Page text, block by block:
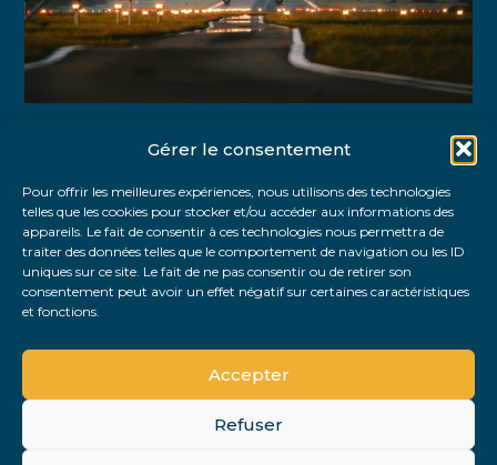
Gérer le consentement
Pour offrir les meilleures expériences, nous utilisons des technologies
telles que les cookies pour stocker et/ou accéder aux informations des
appareils. Le fait de consentir à ces technologies nous permettra de
traiter des données telles que le comportement de navigation ou les ID
uniques sur ce site. Le fait de ne pas consentir ou de retirer son
consentement peut avoir un effet négatif sur certaines caractéristiques
et fonctions.
Accepter
Refuser
FaceBook
TwitterLinkedIn